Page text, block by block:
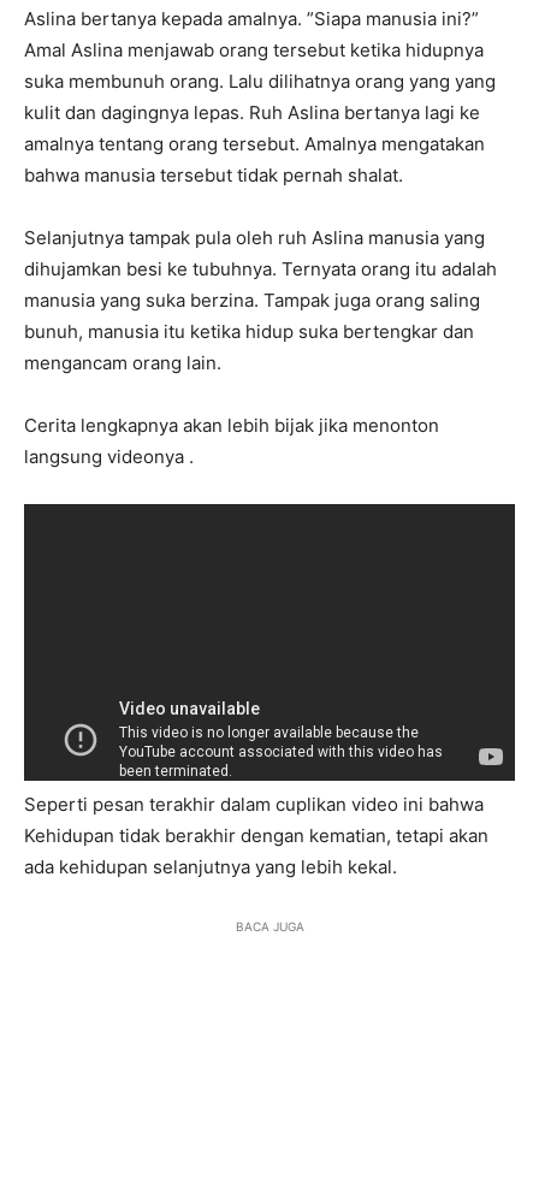
Aslina bertanya kepada amalnya. ”Siapa manusia ini?”
Amal Aslina menjawab orang tersebut ketika hidupnya
suka membunuh orang. Lalu dilihatnya orang yang yang
kulit dan dagingnya lepas. Ruh Aslina bertanya lagi ke
amalnya tentang orang tersebut. Amalnya mengatakan
bahwa manusia tersebut tidak pernah shalat.
Selanjutnya tampak pula oleh ruh Aslina manusia yang
dihujamkan besi ke tubuhnya. Ternyata orang itu adalah
manusia yang suka berzina. Tampak juga orang saling
bunuh, manusia itu ketika hidup suka bertengkar dan
mengancam orang lain.
Cerita lengkapnya akan lebih bijak jika menonton
langsung videonya .
Seperti pesan terakhir dalam cuplikan video ini bahwa
Kehidupan tidak berakhir dengan kematian, tetapi akan
ada kehidupan selanjutnya yang lebih kekal.
BACA JUGA